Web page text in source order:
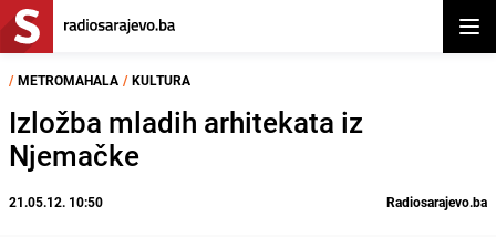
/ METROMAHALA / KULTURA
Izložba mladih arhitekata iz
Njemačke
21.05.12. 10:50 Radiosarajevo.ba